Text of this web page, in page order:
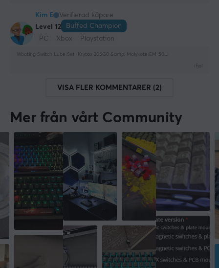
Kim E
Verifierad köpare
Level 12
Buffed Champion
PC
Xbox Playstation
Wooting Switch Lube Set (Krytox 205G0 &amp; Molykote EM-50L)
VISA FLER KOMMENTARER (2)
Mer från vårt Community